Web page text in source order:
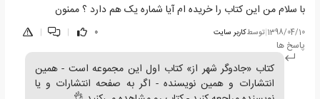
با سلام من این کتاب را خریده ام آیا شماره یک هم دارد ؟ ممنون
1398/04/10
|توسطکاربر سایت 0
|
|
پاسخ ها
کتاب «جادوگر شهر از» کتاب اول این مجموعه است - همین
انتشارات و همین نویسنده - اگر به صفحه انتشارات و یا